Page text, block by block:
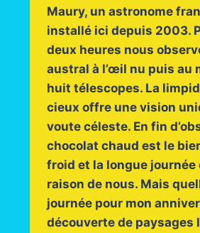
Maury, un astronome
installé ici depuis 2003.
deux heures nous
austral à l’œil nu puis au
huit télescopes. La
cieux offre une vision
voute céleste. En fin
chocolat chaud est le
froid et la longue journée
raison de nous. Mais
journée pour mon
découverte de paysages